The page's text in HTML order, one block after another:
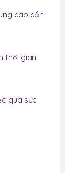
cao cẩn
thời gian
quá sức